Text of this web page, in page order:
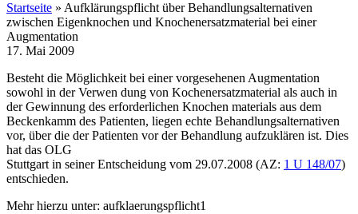
Startseite » Aufklärungspflicht über Behandlungsalternativen
zwischen Eigenknochen und Knochenersatzmaterial bei einer
Augmentation
17. Mai 2009
Besteht die Möglichkeit bei einer vorgesehenen Augmentation
sowohl in der Verwen dung von Kochenersatzmaterial als auch in
der Gewinnung des erforderlichen Knochen materials aus dem
Beckenkamm des Patienten, liegen echte Behandlungsalternativen
vor, über die der Patienten vor der Behandlung aufzuklären ist. Dies
hat das OLG
Stuttgart in seiner Entscheidung vom 29.07.2008 (AZ: 1 U 148/07)
entschieden.
Mehr hierzu unter: aufklaerungspflicht1